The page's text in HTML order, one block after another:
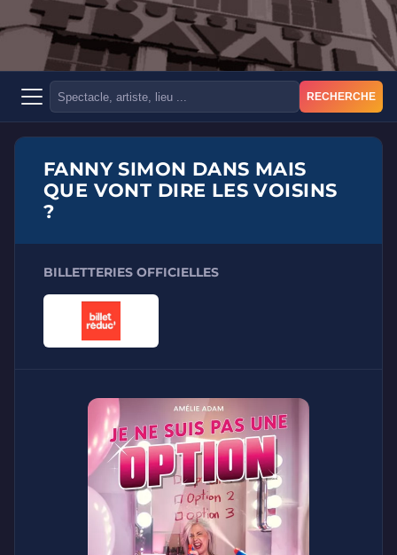
RECHERCHE
FANNY SIMON DANS MAIS
QUE VONT DIRE LES VOISINS
?
BILLETTERIES OFFICIELLES